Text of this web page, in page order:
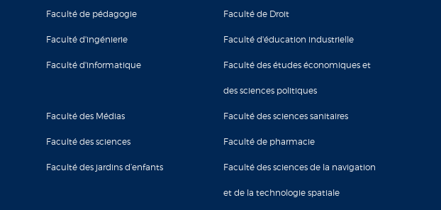
Faculté de pédagogie Faculté de Droit
Faculté d'ingénierie Faculté d'éducation industrielle
Faculté d'informatique Faculté des études économiques et
des sciences politiques
Faculté des Médias Faculté des sciences sanitaires
Faculté des sciences Faculté de pharmacie
Faculté des jardins d’enfants Faculté des sciences de la navigation
et de la technologie spatiale